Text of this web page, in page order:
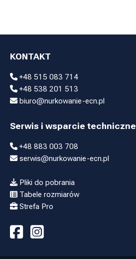
KONTAKT
+48 515 083 714
+48 538 201 513
biuro@nurkowanie-ecn.pl
Serwis i wsparcie techniczne
+48 883 003 708
serwis@nurkowanie-ecn.pl
Pliki do pobrania
Tabele rozmiarów
Strefa Pro